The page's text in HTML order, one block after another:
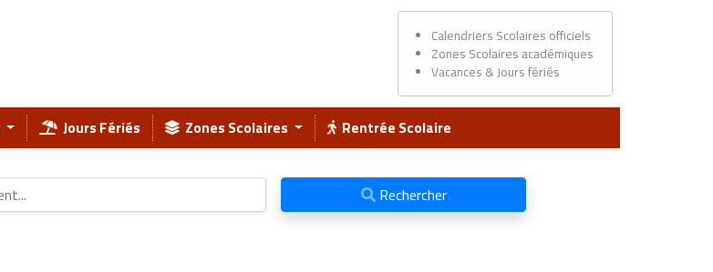
Calendriers Scolaires officiels
Zones Scolaires académiques
Vacances & Jours fériés
Jours Fériés Zones Scolaires Rentrée Scolaire
Rechercher